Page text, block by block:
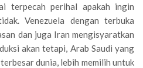
terpecah perihal apakah ingin
Venezuela dengan terbuka
dan juga Iran mengisyaratkan
akan tetapi, Arab Saudi yang
dunia, lebih memilih untuk